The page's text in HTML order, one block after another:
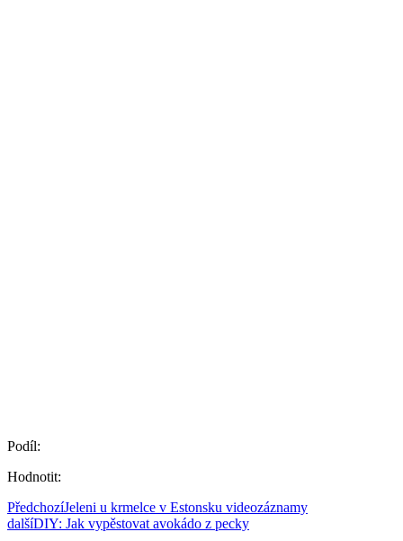
Podíl:
Hodnotit:
PředchozíJeleni u krmelce v Estonsku videozáznamy
dalšíDIY: Jak vypěstovat avokádo z pecky